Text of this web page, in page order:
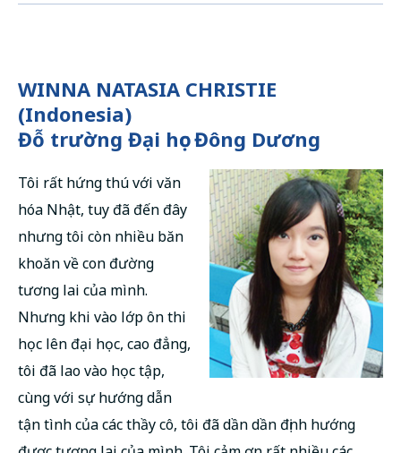
WINNA NATASIA CHRISTIE
(Indonesia)
Đỗ trường Đại học Đông Dương
Tôi rất hứng thú với văn
hóa Nhật, tuy đã đến đây
nhưng tôi còn nhiều băn
khoăn về con đường
tương lai của mình.
Nhưng khi vào lớp ôn thi
học lên đại học, cao đẳng,
tôi đã lao vào học tập,
cùng với sự hướng dẫn
tận tình của các thầy cô, tôi đã dần dần định hướng